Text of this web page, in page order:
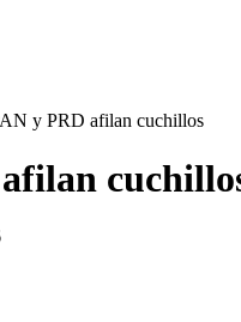
y PRD afilan cuchillos